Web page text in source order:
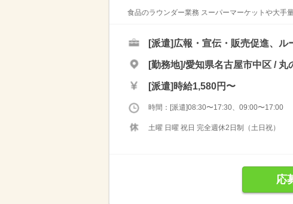
食品のラウンダー業務 スーパーマーケットや大手
[派遣]広報・宣伝・販売促進、ル
[勤務地]/愛知県名古屋市中区 / 丸
[派遣]時給1,580円〜
時間：[派遣]08:30〜17:30、09:00〜17:00
土曜 日曜 祝日 完全週休2日制（土日祝）
応